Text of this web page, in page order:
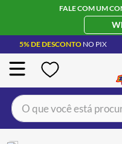
FALE COM UM
5% DE DESCONTO NO PIX
O que você está